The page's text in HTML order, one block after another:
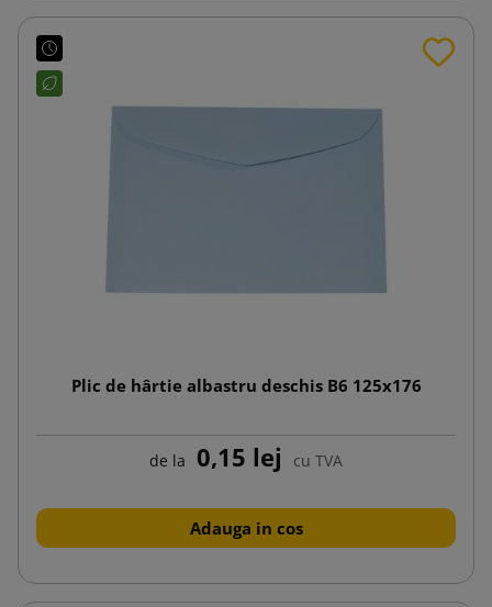
Plic de hârtie albastru deschis B6 125x176
de la 0,15 lej cu TVA
Adauga in cos